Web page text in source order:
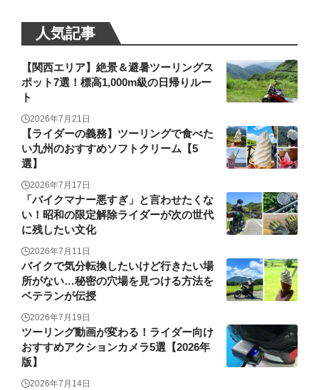
人気記事
【関西エリア】絶景＆避暑ツーリングス
ポット7選！標高1,000m級の日帰りルー
ト
2026年7月21日
【ライダーの義務】ツーリングで食べた
い九州のおすすめソフトクリーム【5
選】
2026年7月17日
「バイクマナー悪すぎ」と言わせたくな
い！昭和の限定解除ライダーが次の世代
に残したい文化
2026年7月11日
バイクで気分転換したいけど行きたい場
所がない…秘密の穴場を見つける方法を
ベテランが伝授
2026年7月19日
ツーリング動画が変わる！ライダー向け
おすすめアクションカメラ5選【2026年
版】
2026年7月14日